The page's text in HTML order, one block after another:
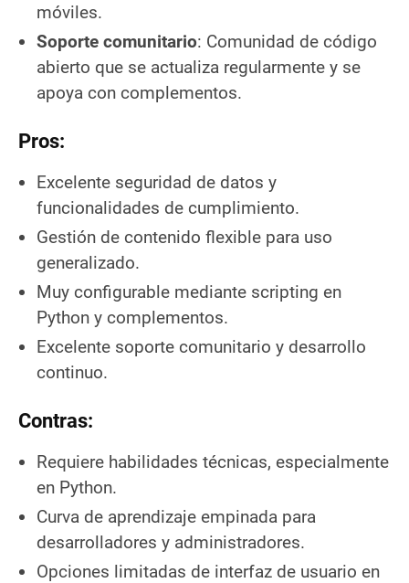
móviles.
Soporte comunitario: Comunidad de código
abierto que se actualiza regularmente y se
apoya con complementos.
Pros:
Excelente seguridad de datos y
funcionalidades de cumplimiento.
Gestión de contenido flexible para uso
generalizado.
Muy configurable mediante scripting en
Python y complementos.
Excelente soporte comunitario y desarrollo
continuo.
Contras:
Requiere habilidades técnicas, especialmente
en Python.
Curva de aprendizaje empinada para
desarrolladores y administradores.
Opciones limitadas de interfaz de usuario en